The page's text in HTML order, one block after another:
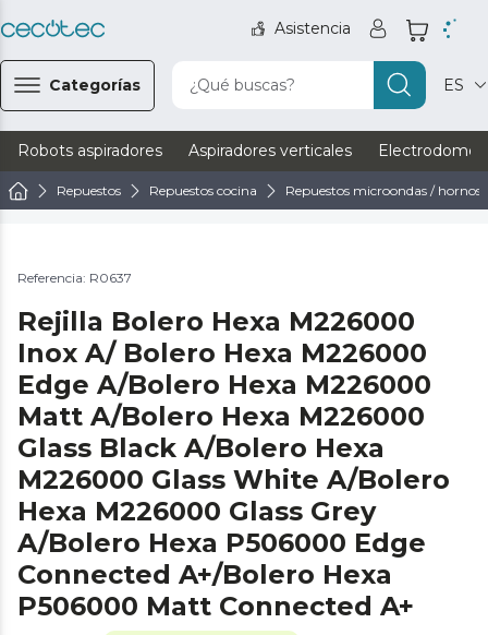
Asistencia
Categorías ¿Qué buscas? ES
Robots aspiradores Aspiradores verticales
Repuestos Repuestos cocina Repuestos microondas / hornos
Referencia: R0637
Rejilla Bolero Hexa M226000
Inox A/ Bolero Hexa M226000
Edge A/Bolero Hexa M226000
Matt A/Bolero Hexa M226000
Glass Black A/Bolero Hexa
M226000 Glass White A/Bolero
Hexa M226000 Glass Grey
A/Bolero Hexa P506000 Edge
Connected A+/Bolero Hexa
P506000 Matt Connected A+